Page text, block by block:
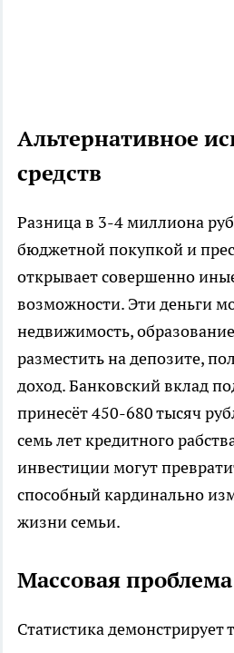
Альтернативное
средств
Разница в 3-4 миллиона
бюджетной покупкой и
открывает совершенно
возможности. Эти деньги
недвижимость,
разместить на депозите,
доход. Банковский вклад
принесёт 450-680 тысяч
семь лет кредитного
инвестиции могут
способный кардинально
жизни семьи.​
Массовая
Статистика демонстрирует